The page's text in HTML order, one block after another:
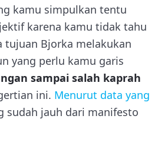
kamu simpulkan tentu
karena kamu tidak tahu
tujuan Bjorka melakukan
yang perlu kamu garis
sampai salah kaprah
ini. Menurut data yang
sudah jauh dari manifesto